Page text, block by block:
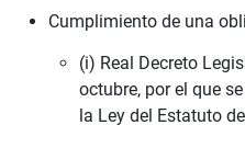
Cumplimiento de una
(i) Real Decreto
octubre, por el que
la Ley del Estatuto